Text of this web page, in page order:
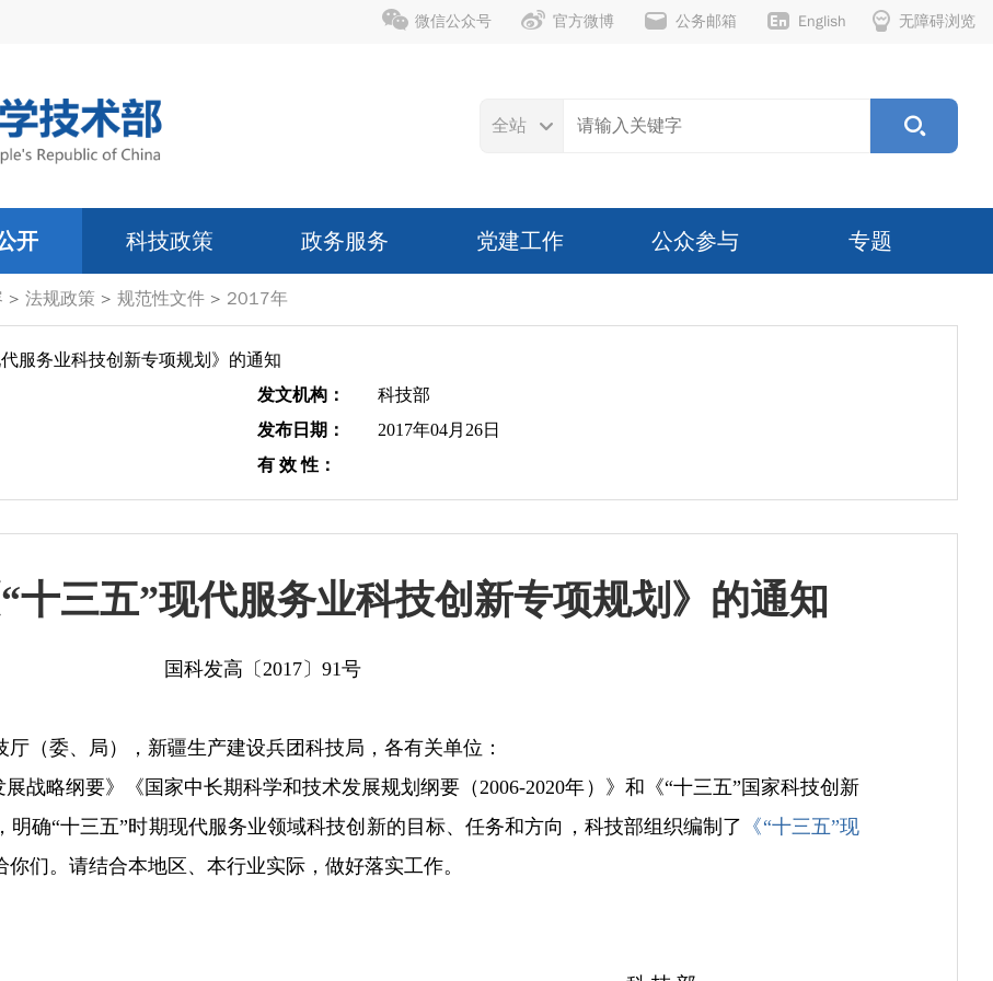
无障碍浏览
English
公务邮箱
官方微博
微信公众号
全站
开 科技政策 政务服务 党建工作 公众参与 专题
> 法规政策 > 规范性文件 > 2017年
服务业科技创新专项规划》的通知
发文机构：
科技部
发布日期：
2017年04月26日
有 效 性：
十三五”现代服务业科技创新专项规划》的通知
国科发高〔2017〕91号
（委、局），新疆生产建设兵团科技局，各有关单位：
略纲要》《国家中长期科学和技术发展规划纲要（2006-2020年）》和《“十三五”国家科技创新
确“十三五”时期现代服务业领域科技创新的目标、任务和方向，科技部组织编制了 《“十三五”现
你们。请结合本地区、本行业实际，做好落实工作。